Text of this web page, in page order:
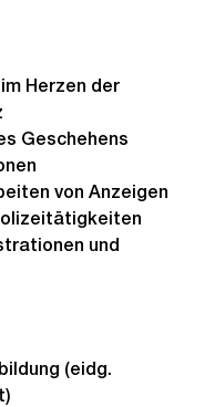
Herzen der
Geschehens
von Anzeigen
und
(eidg.